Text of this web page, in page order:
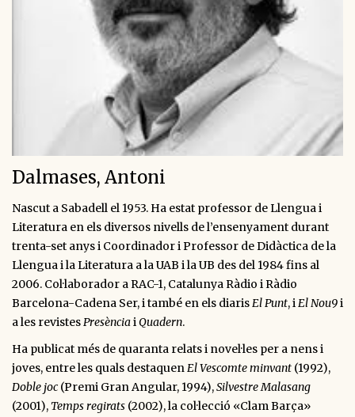
Dalmases, Antoni
Nascut a Sabadell el 1953. Ha estat professor de Llengua i
Literatura en els diversos nivells de l’ensenyament durant
trenta-set anys i Coordinador i Professor de Didàctica de la
Llengua i la Literatura a la UAB i la UB des del 1984 fins al
2006. Col·laborador a RAC-1, Catalunya Ràdio i Ràdio
Barcelona-Cadena Ser, i també en els diarisEl Punt, iEl Nou9i
a les revistesPresènciaiQuadern.
Ha publicat més de quaranta relats i novel·les per a nens i
joves, entre les quals destaquenEl Vescomte minvant (1992),
Doble joc (Premi Gran Angular, 1994),Silvestre Malasang
(2001), Temps regirats (2002), la col·lecció «Clam Barça»